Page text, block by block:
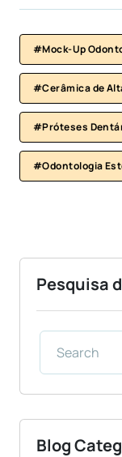
#Mock-Up
#Cerâmica de
#Próteses
#Odontologia
Pesquisa
Blog